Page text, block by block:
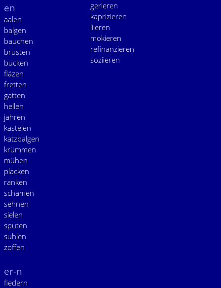
en
aalen
balgen
bauchen
brüsten
bücken
fläzen
fretten
gatten
hellen
jähren
kasteien
katzbalgen
krümmen
mühen
placken
ranken
schämen
sehnen
sielen
sputen
suhlen
zoffen
er-n
fiedern
gerieren
kaprizieren
liieren
mokieren
refinanzieren
soziieren